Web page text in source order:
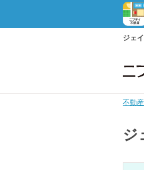
ジェ
不動
ジ